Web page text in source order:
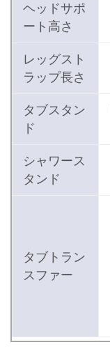
ヘッドサポ
ート高さ
レッグスト
ラップ長さ
タブスタン
ド
シャワース
タンド
タブトラン
スファー